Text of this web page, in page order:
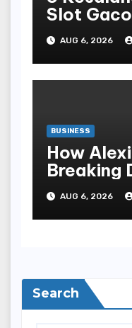
Slot
Dihindari
Bandar
AUG 6, 2026
BUSINESS
How
Breaking
and Odds
AUG 6, 2026
Search